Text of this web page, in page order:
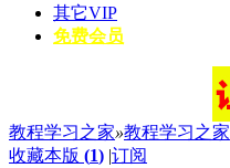
其它VIP
免费会员
教程学习之家»教程学习之家
收藏本版 (1) |订阅